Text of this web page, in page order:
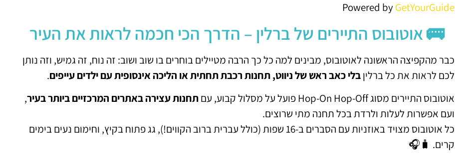
Powered byGetYourGuide
🚌 אוטובוס התיירים של ברלין – הדרך הכי חכמה לראות את העיר
כבר מהקפיצה הראשונה לאוטובוס, מבינים למה כל כך הרבה מטיילים בוחרים בו שוב ושוב: זה נוח, זה גמיש, וזה נותן
לכם לראות את כל ברליןבלי כאב ראש של ניווט, תחנות רכבת תחתית או הליכה אינסופית עם ילדים עייפים.
אוטובוס התיירים מסוג Hop-On Hop-Off פועל על מסלול קבוע, עם
תחנות עצירה באתרים המרכזיים ביותר בעיר,
ועם אפשרות לעלות ולרדת בכל תחנה מתי שרוצים.
כל אוטובוס מצויד באוזניות עם הסברים ב-16 שפות (כולל עברית ברוב הקווים!), גג פתוח בקיץ, וחימום נעים בימים
קרים. 🧳🎧